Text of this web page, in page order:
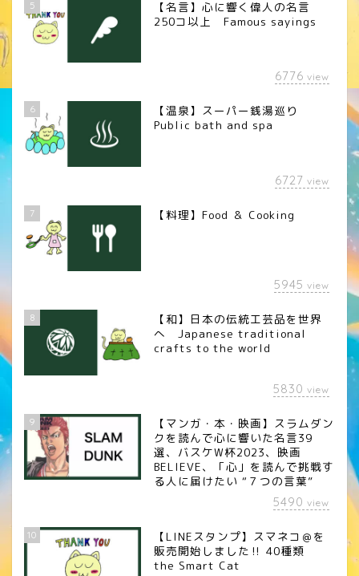
5
【名言】心に響く偉人の名言
250コ以上 Famous sayings
6776 view
6
【温泉】スーパー銭湯巡り
Public bath and spa
6727 view
7 【料理】Food ＆ Cooking
5945 view
8
【和】日本の伝統工芸品を世界
へ Japanese traditional
crafts to the world
5830 view
9
【マンガ・本・映画】スラムダン
クを読んで心に響いた名言39
選、バスケW杯2023、映画
BELIEVE、「心」を読んで挑戦す
る人に届けたい “７つの言葉”
5490 view
10
【LINEスタンプ】スマネコ＠を
販売開始しました‼︎ 40種類
the Smart Cat